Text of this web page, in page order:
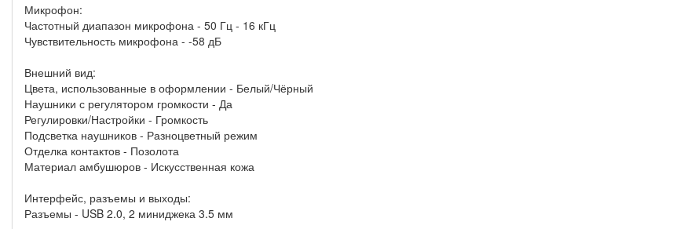
Микрофон:
Частотный диапазон микрофона - 50 Гц - 16 кГц
Чувствительность микрофона - -58 дБ
Внешний вид:
Цвета, использованные в оформлении - Белый/Чёрный
Наушники с регулятором громкости - Да
Регулировки/Настройки - Громкость
Подсветка наушников - Разноцветный режим
Отделка контактов - Позолота
Материал амбушюров - Искусственная кожа
Интерфейс, разъемы и выходы:
Разъемы - USB 2.0, 2 миниджека 3.5 мм